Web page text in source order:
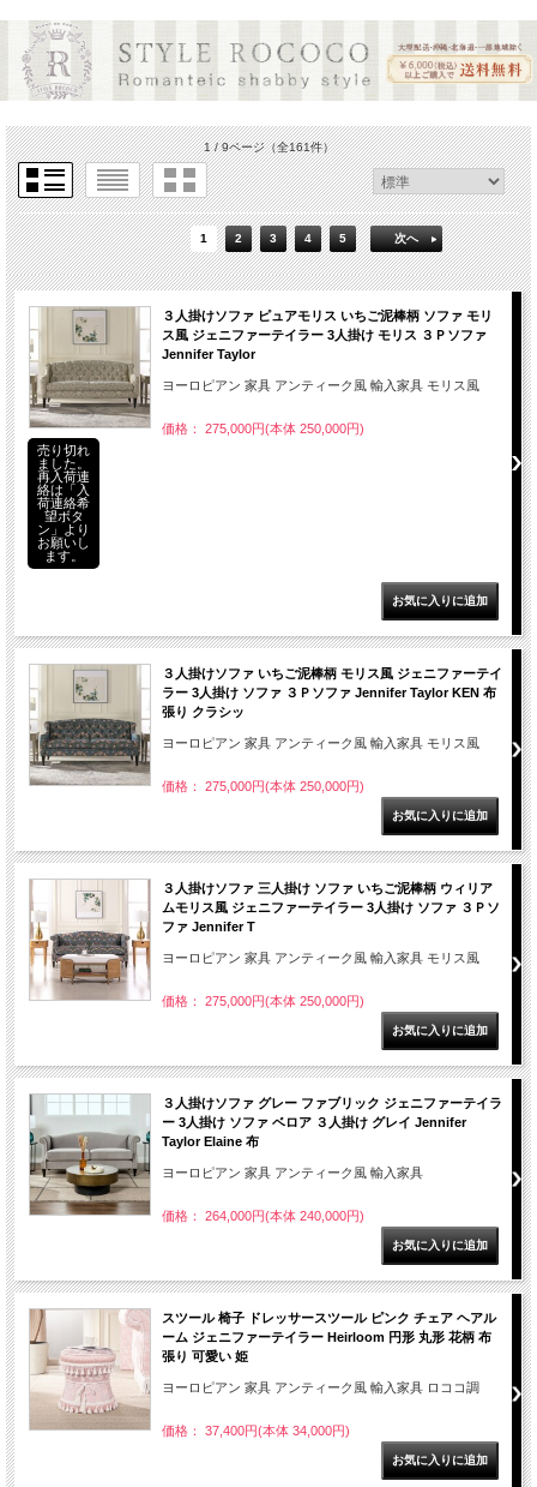
1 / 9ページ（全161件）
1 2 3 4 5 次へ
３人掛けソファ ピュアモリス いちご泥棒柄 ソファ モリ
ス風 ジェニファーテイラー 3人掛け モリス ３Ｐソファ
Jennifer Taylor
ヨーロピアン 家具 アンティーク風 輸入家具 モリス風
価格： 275,000円(本体 250,000円)
売り切れ
ました。
再入荷連
絡は「入
荷連絡希
望ボタ
ン」より
お願いし
ます。
３人掛けソファ いちご泥棒柄 モリス風 ジェニファーテイ
ラー 3人掛け ソファ ３Ｐソファ Jennifer Taylor KEN 布
張り クラシッ
ヨーロピアン 家具 アンティーク風 輸入家具 モリス風
価格： 275,000円(本体 250,000円)
３人掛けソファ 三人掛け ソファ いちご泥棒柄 ウィリア
ムモリス風 ジェニファーテイラー 3人掛け ソファ ３Ｐソ
ファ Jennifer T
ヨーロピアン 家具 アンティーク風 輸入家具 モリス風
価格： 275,000円(本体 250,000円)
３人掛けソファ グレー ファブリック ジェニファーテイラ
ー 3人掛け ソファ ベロア ３人掛け グレイ Jennifer
Taylor Elaine 布
ヨーロピアン 家具 アンティーク風 輸入家具
価格： 264,000円(本体 240,000円)
スツール 椅子 ドレッサースツール ピンク チェア ヘアル
ーム ジェニファーテイラー Heirloom 円形 丸形 花柄 布
張り 可愛い 姫
ヨーロピアン 家具 アンティーク風 輸入家具 ロココ調
価格： 37,400円(本体 34,000円)